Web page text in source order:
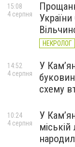
України
НЕКРОЛОГ
15:08
4 серпня
У
схему
14:52
4 серпня
У
міській
10:24
4 серпня